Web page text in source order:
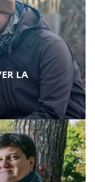
LA